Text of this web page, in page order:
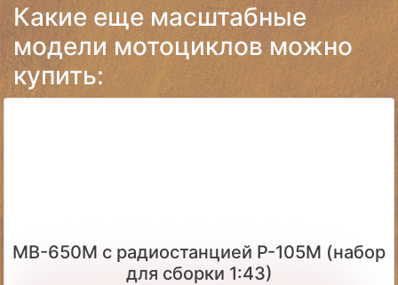
Какие еще масштабные
модели мотоциклов можно
купить:
МВ-650М с радиостанцией Р-105М (набор
для сборки 1:43)